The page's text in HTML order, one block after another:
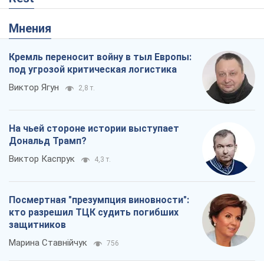
Мнения
Кремль переносит войну в тыл Европы:
под угрозой критическая логистика
Виктор Ягун 2,8 т.
На чьей стороне истории выступает
Дональд Трамп?
Виктор Каспрук 4,3 т.
Посмертная "презумпция виновности":
кто разрешил ТЦК судить погибших
защитников
Марина Ставнійчук 756